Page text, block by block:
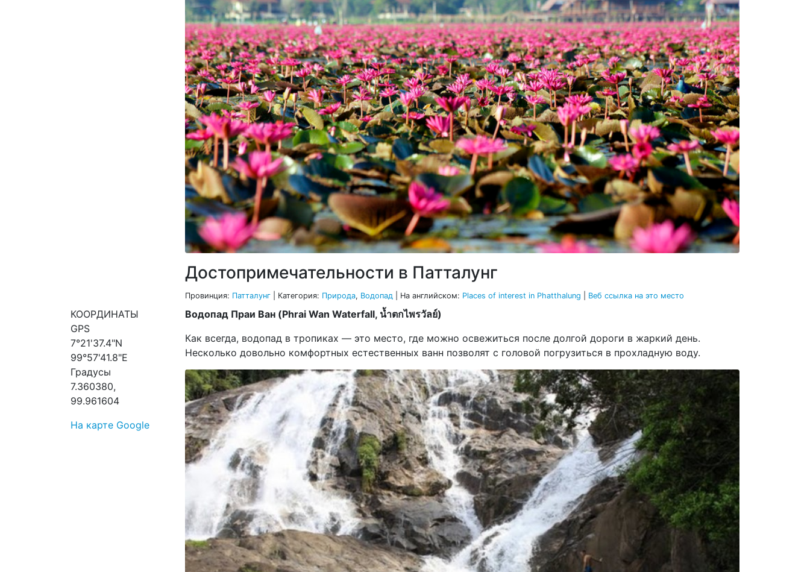
Достопримечательности в Патталунг
Провинция: Патталунг Категория: Природа, Водопад | На английском: Places of interest in Phatthalung Веб ссылка на это место
КООРДИНАТЫ
GPS
7°21'37.4"N
99°57'41.8"E
Градусы
7.360380,
99.961604
На карте Google
Водопад Праи Ван (Phrai Wan Waterfall, น้ำตกไพรวัลย์)
Как всегда, водопад в тропиках — это место, где можно освежиться после долгой дороги в жаркий день.
Несколько довольно комфортных естественных ванн позволят с головой погрузиться в прохладную воду.